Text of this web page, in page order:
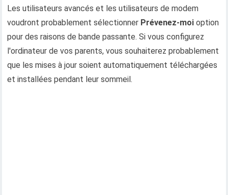
Les utilisateurs avancés et les utilisateurs de modem
voudront probablement sélectionner Prévenez-moioption
pour des raisons de bande passante. Si vous configurez
l'ordinateur de vos parents, vous souhaiterez probablement
que les mises à jour soient automatiquement téléchargées
et installées pendant leur sommeil.